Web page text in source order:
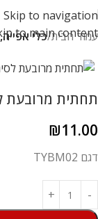
Skip to navigation
to main content
עמוד הבית כלי
תחתית מרובעת
₪11.00
דגם TYBM02